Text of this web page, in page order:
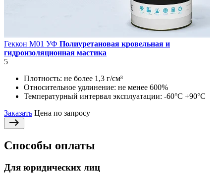
Геккон М01 УФ Полиуретановая кровельная и
гидроизоляционная мастика
5
Плотность: не более 1,3 г/см³
Относительное удлинение: не менее 600%
Температурный интервал эксплуатации: -60°С +90°С
Заказать Цена по запросу
Способы оплаты
Для юридических лиц